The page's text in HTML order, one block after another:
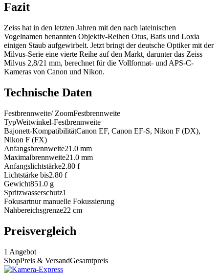
Fazit
Zeiss hat in den letzten Jahren mit den nach lateinischen
Vogelnamen benannten Objektiv-Reihen Otus, Batis und Loxia
einigen Staub aufgewirbelt. Jetzt bringt der deutsche Optiker mit der
Milvus-Serie eine vierte Reihe auf den Markt, darunter das Zeiss
Milvus 2,8/21 mm, berechnet für die Vollformat- und APS-C-
Kameras von Canon und Nikon.
Technische Daten
Festbrennweite/ ZoomFestbrennweite
TypWeitwinkel-Festbrennweite
Bajonett-KompatibilitätCanon EF, Canon EF-S, Nikon F (DX),
Nikon F (FX)
Anfangsbrennweite21.0 mm
Maximalbrennweite21.0 mm
Anfangslichtstärke2.80 f
Lichtstärke bis2.80 f
Gewicht851.0 g
Spritzwasserschutz1
Fokusartnur manuelle Fokussierung
Nahbereichsgrenze22 cm
Preisvergleich
1 Angebot
ShopPreis & VersandGesamtpreis